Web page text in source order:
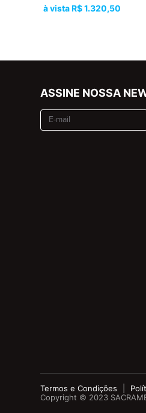
R$ 1.320,50
ASSINE NOSSA
Termos e Condições
Copyright © 2023